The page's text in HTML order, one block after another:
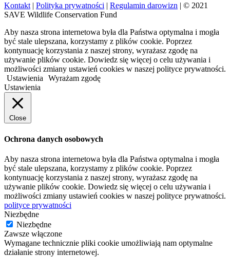
Kontakt | Polityka prywatności | Regulamin darowizn | © 2021
SAVE Wildlife Conservation Fund
Aby nasza strona internetowa była dla Państwa optymalna i mogła
być stale ulepszana, korzystamy z plików cookie. Poprzez
kontynuację korzystania z naszej strony, wyrażasz zgodę na
używanie plików cookie. Dowiedz się więcej o celu używania i
możliwości zmiany ustawień cookies w naszej polityce prywatności.
Ustawienia
Wyrażam zgodę
Ustawienia
Close
Ochrona danych osobowych
Aby nasza strona internetowa była dla Państwa optymalna i mogła
być stale ulepszana, korzystamy z plików cookie. Poprzez
kontynuację korzystania z naszej strony, wyrażasz zgodę na
używanie plików cookie. Dowiedz się więcej o celu używania i
możliwości zmiany ustawień cookies w naszej polityce prywatności.
polityce prywatności
Niezbędne
Niezbędne
Zawsze włączone
Wymagane technicznie pliki cookie umożliwiają nam optymalne
działanie strony internetowej.